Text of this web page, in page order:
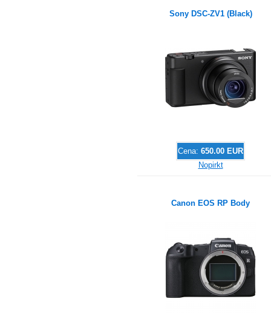
Sony DSC-ZV1 (Black)
Cena: 650.00 EUR
Nopirkt
Canon EOS RP Body